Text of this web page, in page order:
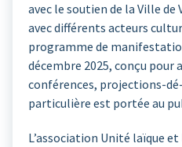
avec le soutien de la Ville
avec différents acteurs
programme de
décembre 2025, conçu
conférences, projections-
particulière est portée au
L’association Unité laïque